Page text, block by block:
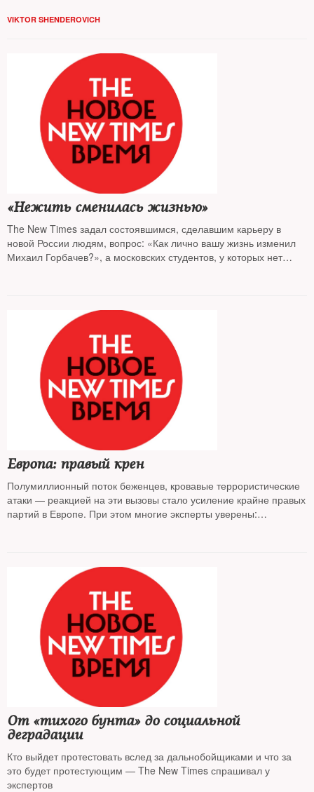
VIKTOR SHENDEROVICH
«Нежить сменилась жизнью»
The New Times задал состоявшимся, сделавшим карьеру в
новой России людям, вопрос: «Как лично вашу жизнь изменил
Михаил Горбачев?», а московских студентов, у которых нет
Европа: правый крен
Полумиллионный поток беженцев, кровавые террористические
атаки — реакцией на эти вызовы стало усиление крайне правых
партий в Европе. При этом многие эксперты уверены:
От «тихого бунта» до социальной
деградации
Кто выйдет протестовать вслед за дальнобойщиками и что за
это будет протестующим — The New Times спрашивал у
экспертов